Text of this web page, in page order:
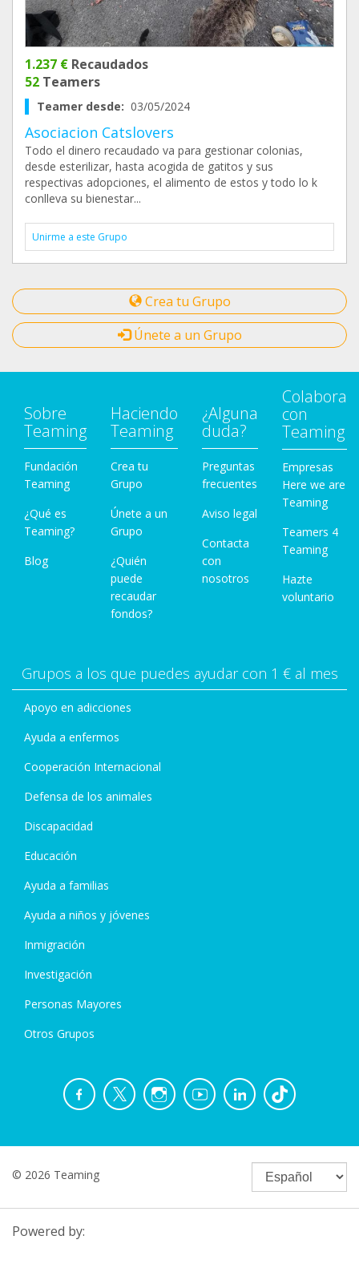
1.237 € Recaudados
52 Teamers
Teamer desde: 03/05/2024
Asociacion Catslovers
Todo el dinero recaudado va para gestionar colonias,
desde esterilizar, hasta acogida de gatitos y sus
respectivas adopciones, el alimento de estos y todo lo k
conlleva su bienestar...
Unirme a este Grupo
Crea tu Grupo
Únete a un Grupo
Sobre
Teaming
Fundación
Teaming
¿Qué es
Teaming?
Blog
Haciendo
Teaming
Crea tu
Grupo
Únete a un
Grupo
¿Quién
puede
recaudar
fondos?
¿Alguna
duda?
Preguntas
frecuentes
Aviso legal
Contacta
con
nosotros
Colabora
con
Teaming
Empresas
Here we are
Teaming
Teamers 4
Teaming
Hazte
voluntario
Grupos a los que puedes ayudar con 1 € al mes
Apoyo en adicciones
Ayuda a enfermos
Cooperación Internacional
Defensa de los animales
Discapacidad
Educación
Ayuda a familias
Ayuda a niños y jóvenes
Inmigración
Investigación
Personas Mayores
Otros Grupos
© 2026 Teaming
Powered by: